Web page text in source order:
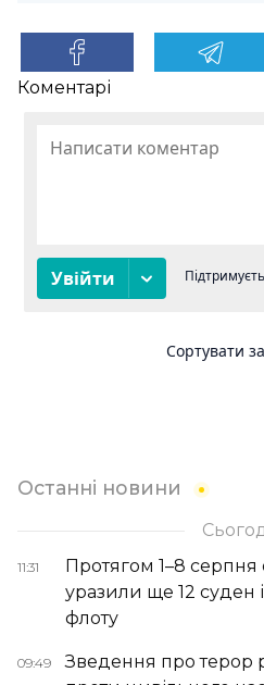
Коментарі
Останні новини
11:31
Протягом 1–8
уразили ще 12 суден
флоту
09:49
Зведення про терор